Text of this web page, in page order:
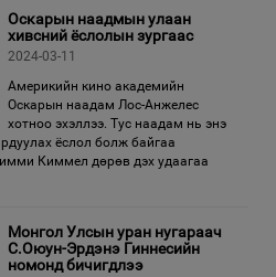
Оскарын наадмын улаан
хивсний ёслолын зургаас
2024-03-11
Америкийн кино академийн
Оскарын наадам Лос-Анжелес
хотноо эхэллээ. Тус наадам нь энэ
ёслол болж байгаа
Киммел дөрөв дэх удаагаа
Монгол Улсын уран нугараач
С.Оюун-Эрдэнэ Гиннесийн
номонд бичигдлээ